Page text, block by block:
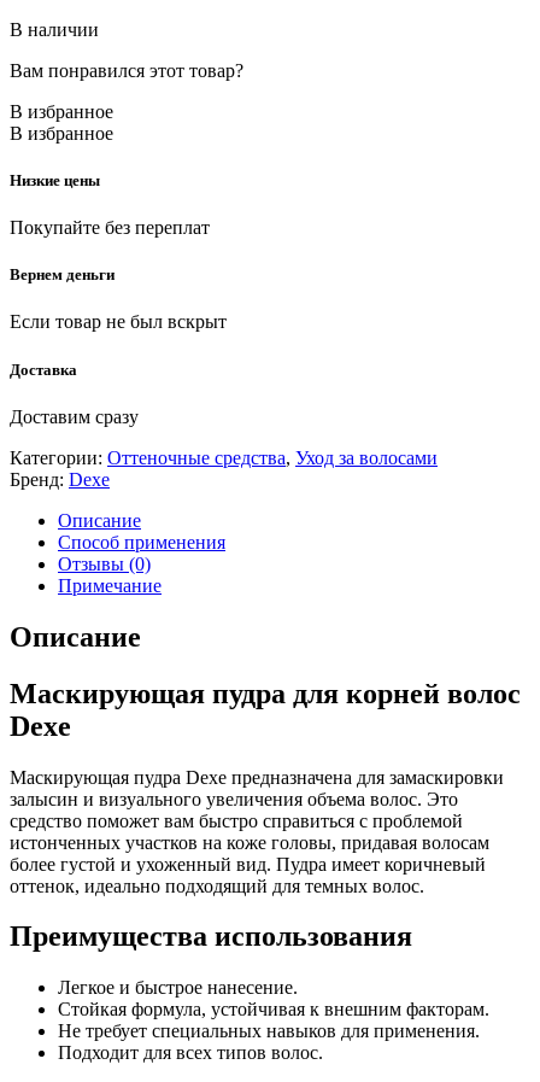
В наличии
Вам понравился этот товар?
В избранное
В избранное
Низкие цены
Покупайте без переплат
Вернем деньги
Если товар не был вскрыт
Доставка
Доставим сразу
Категории: Оттеночные средства, Уход за волосами
Бренд: Dexe
Описание
Способ применения
Отзывы (0)
Примечание
Описание
Маскирующая пудра для корней волос
Dexe
Маскирующая пудра Dexe предназначена для замаскировки
залысин и визуального увеличения объема волос. Это
средство поможет вам быстро справиться с проблемой
истонченных участков на коже головы, придавая волосам
более густой и ухоженный вид. Пудра имеет коричневый
оттенок, идеально подходящий для темных волос.
Преимущества использования
Легкое и быстрое нанесение.
Стойкая формула, устойчивая к внешним факторам.
Не требует специальных навыков для применения.
Подходит для всех типов волос.